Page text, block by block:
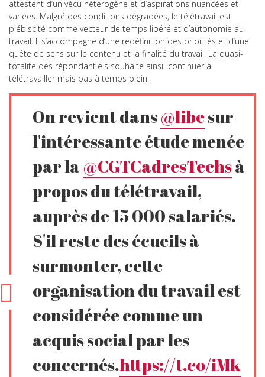
attestent d’un vécu hétérogène et d’aspirations nuancées et
variées. Malgré des conditions dégradées, le télétravail est
plébiscité comme vecteur de temps libéré et d’autonomie au
travail. Il s’accompagne d’une redéfinition des priorités et d’une
quête de sens sur le contenu et la finalité du travail. La quasi-
totalité des répondant.e.s souhaite ainsi continuer à
télétravailler mais pas à temps plein.
On revient dans@libesur
l'intéressante étude menée
par la @CGTCadresTechsà
propos du télétravail,
auprès de 15 000 salariés.
S'il reste des écueils à
surmonter, cette
organisation du travail est
considérée comme un
acquis social par les
concernés.https://t.co/iMk